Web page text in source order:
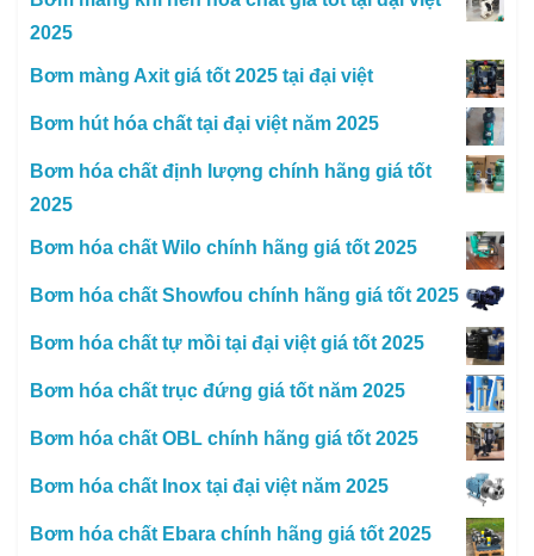
2025
Bơm màng Axit giá tốt 2025 tại đại việt
Bơm hút hóa chất tại đại việt năm 2025
Bơm hóa chất định lượng chính hãng giá tốt
2025
Bơm hóa chất Wilo chính hãng giá tốt 2025
Bơm hóa chất Showfou chính hãng giá tốt 2025
Bơm hóa chất tự mồi tại đại việt giá tốt 2025
Bơm hóa chất trục đứng giá tốt năm 2025
Bơm hóa chất OBL chính hãng giá tốt 2025
Bơm hóa chất Inox tại đại việt năm 2025
Bơm hóa chất Ebara chính hãng giá tốt 2025